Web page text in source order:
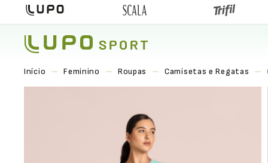
Feminino Roupas Camisetas e Regatas